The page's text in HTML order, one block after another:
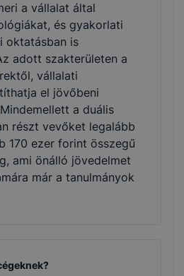
a vállalat által
és gyakorlati
oktatásban is
adott szakterületen a
vállalati
el jövőbeni
a duális
részt vevőket legalább
170 ezer forint összegű
ami önálló jövedelmet
már a tanulmányok